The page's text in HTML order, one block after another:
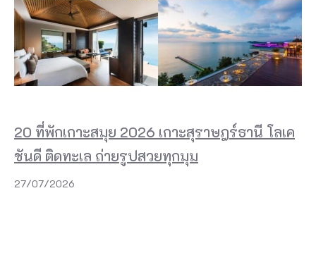
20 ที่พักเกาะสมุย 2026 เกาะสุราษฎร์ธานี โลเค
ชันดี ติดทะเล ถ่ายรูปสวยทุกมุม
27/07/2026